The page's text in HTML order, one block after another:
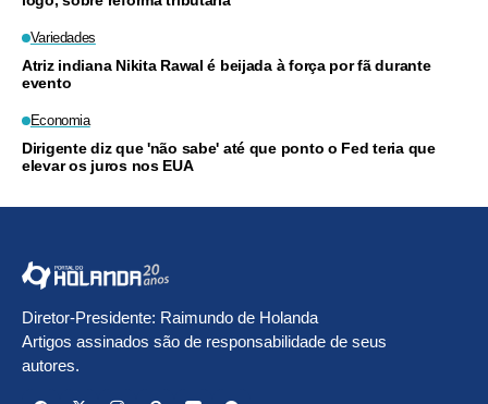
Variedades
Atriz indiana Nikita Rawal é beijada à força por fã durante
evento
Economia
Dirigente diz que 'não sabe' até que ponto o Fed teria que
elevar os juros nos EUA
Diretor-Presidente: Raimundo de Holanda
Artigos assinados são de responsabilidade de seus
autores.